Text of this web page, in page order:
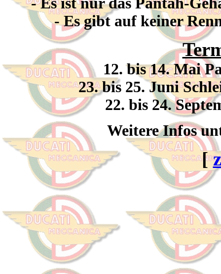
- Es gibt auf keiner
12. bis 14. Mai
23. bis 25. Juni
22. bis 24.
Weitere Infos
[